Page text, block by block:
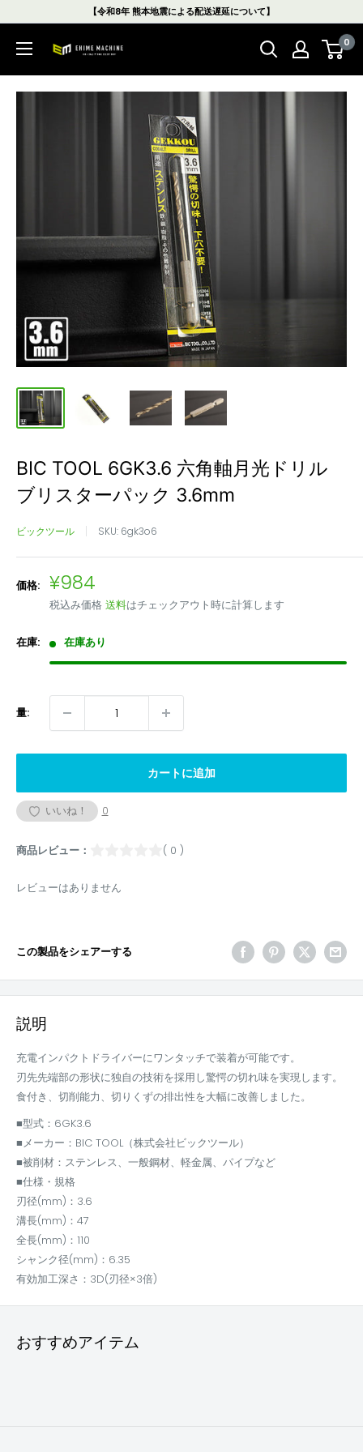
ン
【令和8年 熊本地震による配送遅延について】
エ
0
BIC TOOL 6GK3.6 六角軸月光ドリル
ブリスターパック 3.6mm
ビックツール SKU: 6gk3o6
価格: 販
売
価
格
¥984
税込み価格 送料はチェックアウト時に計算します
在庫: 在庫あり
量:
カートに追加
いいね！ 0
商品レビュー： ( 0 )
レビューはありません
この製品をシェアーする
説明
充電インパクトドライバーにワンタッチで装着が可能です。
刃先先端部の形状に独自の技術を採用し驚愕の切れ味を実現します。
食付き、切削能力、切りくずの排出性を大幅に改善しました。
■型式：6GK3.6
■メーカー：BIC TOOL（株式会社ビックツール）
■被削材：ステンレス、一般鋼材、軽金属、パイプなど
■仕様・規格
刃径(mm)：3.6
溝長(mm)：47
全長(mm)：110
シャンク径(mm)：6.35
有効加工深さ：3D(刃径×3倍)
おすすめアイテム